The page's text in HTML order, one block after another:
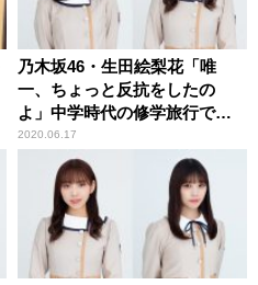
乃木坂46・生田絵梨花「唯
一、ちょっと反抗をしたの
よ」中学時代の修学旅行で
の“サボり”を告白
2020.06.17